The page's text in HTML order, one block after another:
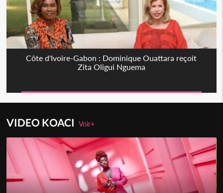
Côte d'Ivoire-Gabon : Dominique Ouattara reçoit
Zita Oligui Nguema
VIDEO KOACIVoir+